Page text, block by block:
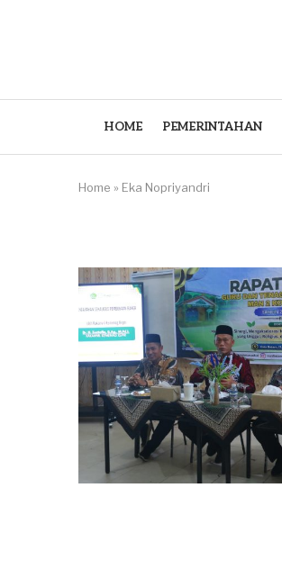
HOME PEMERINTAHAN
Home » Eka Nopriyandri